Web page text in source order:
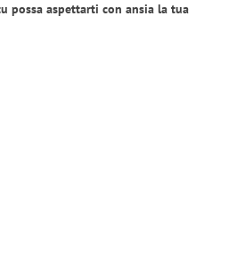
possa aspettarti con ansia la tua